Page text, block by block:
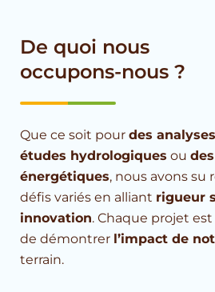
De quoi nous
occupons-nous ?
Que ce soit pour des
études hydrologiques ou
énergétiques, nous avons su
défis variés en alliant rigueur
innovation. Chaque projet
de démontrer l’impact de
terrain.